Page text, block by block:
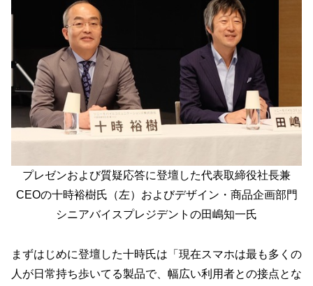
プレゼンおよび質疑応答に登壇した代表取締役社長兼
CEOの十時裕樹氏（左）およびデザイン・商品企画部門
シニアバイスプレジデントの田嶋知一氏
まずはじめに登壇した十時氏は「現在スマホは最も多くの
人が日常持ち歩いてる製品で、幅広い利用者との接点とな